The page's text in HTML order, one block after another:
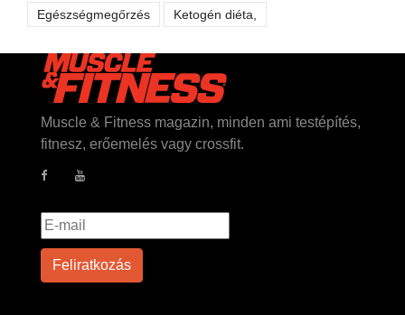
Egészségmegőrzés Ketogén diéta,
Muscle & Fitness magazin, minden ami testépítés,
fitnesz, erőemelés vagy crossfit.